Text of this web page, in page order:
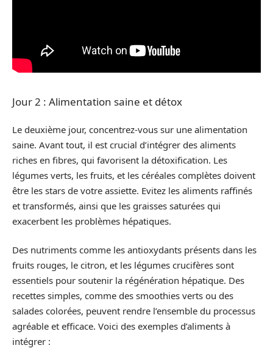
Jour 2 : Alimentation saine et détox
Le deuxième jour, concentrez-vous sur une alimentation
saine. Avant tout, il est crucial d’intégrer des aliments
riches en fibres, qui favorisent la détoxification. Les
légumes verts, les fruits, et les céréales complètes doivent
être les stars de votre assiette. Evitez les aliments raffinés
et transformés, ainsi que les graisses saturées qui
exacerbent les problèmes hépatiques.
Des nutriments comme les antioxydants présents dans les
fruits rouges, le citron, et les légumes crucifères sont
essentiels pour soutenir la régénération hépatique. Des
recettes simples, comme des smoothies verts ou des
salades colorées, peuvent rendre l’ensemble du processus
agréable et efficace. Voici des exemples d’aliments à
intégrer :